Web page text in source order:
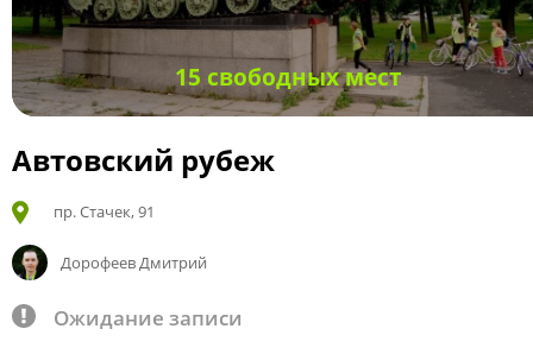
15 свободных мест
Автовский рубеж
пр. Стачек, 91
Дорофеев Дмитрий
Ожидание записи